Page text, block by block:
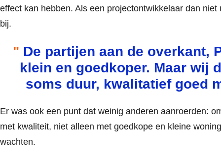
effect kan hebben. Als een projectontwikkelaar dan
bij.
De partijen aan de overkant,
klein en goedkoper. Maar wij
soms duur, kwalitatief goed
Er was ook een punt dat weinig anderen aanroerden:
met kwaliteit, niet alleen met goedkope en kleine
wachten.